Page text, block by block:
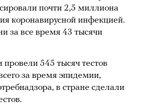
почти 2,5 миллиона
коронавирусной инфекцией.
за все время 43 тысячи
провели 545 тысяч тестов
за время эпидемии,
в стране сделали